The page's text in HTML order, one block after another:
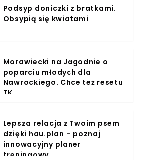
Podsyp doniczki z bratkami.
Obsypią się kwiatami
Morawiecki na Jagodnie o
poparciu młodych dla
Nawrockiego. Chce też resetu
TK
Lepsza relacja z Twoim psem
dzięki hau.plan – poznaj
innowacyjny planer
treningowy